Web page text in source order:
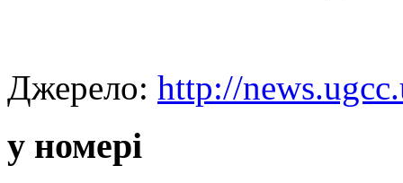
Джерело: http://
у номері